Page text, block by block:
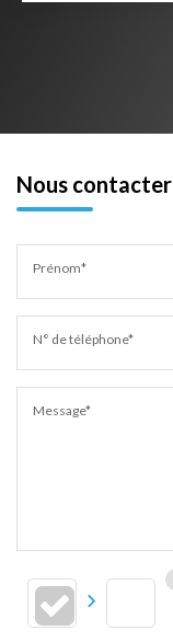
Nous contacter
Prénom*
N° de téléphone*
Message*